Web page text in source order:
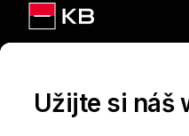
Užijte si náš